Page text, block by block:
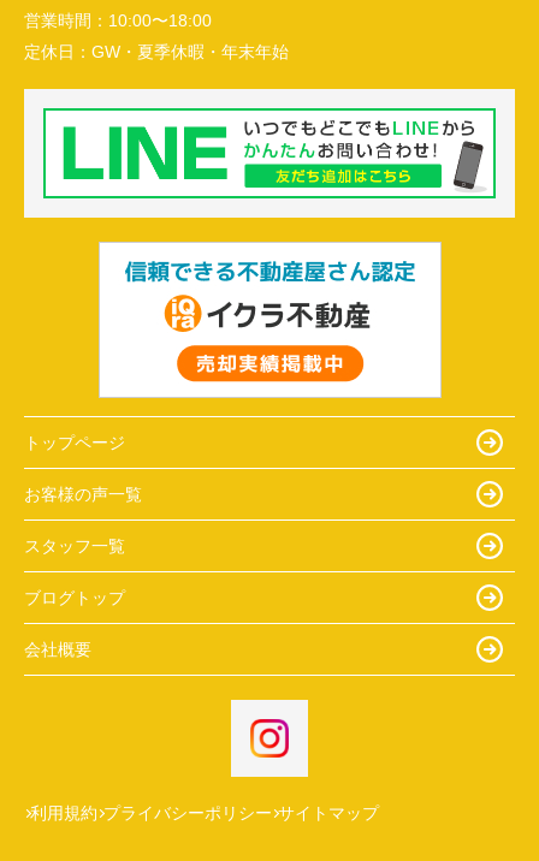
営業時間： 10:00〜18:00
定休日： GW・夏季休暇・年末年始
トップページ
お客様の声一覧
スタッフ一覧
ブログトップ
会社概要
利用規約 プライバシーポリシー サイトマップ